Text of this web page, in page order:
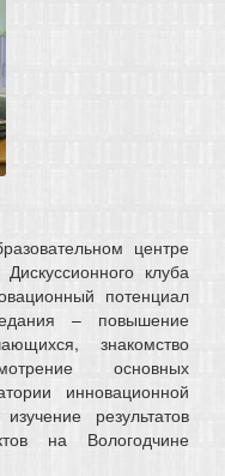
центре
клуба
потенциал
– повышение
знакомство
основных
инновационной
результатов
на Вологодчине